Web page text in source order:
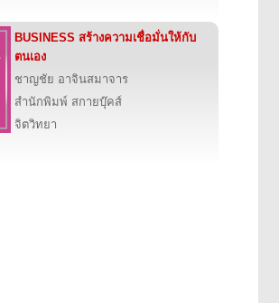
BUSINESS สร้างความเชื่อมั่นให้กับ
ตนเอง
ชาญชัย อาจินสมาจาร
สำนักพิมพ์ สกายบุ๊คส์
จิตวิทยา